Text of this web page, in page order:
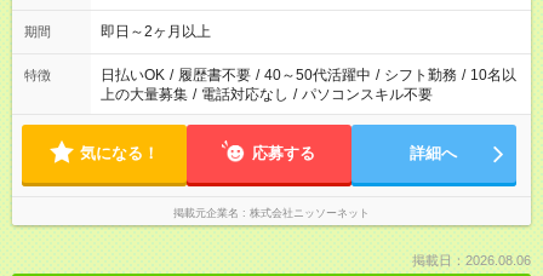
期間 即日～2ヶ月以上
特徴 日払いOK / 履歴書不要 / 40～50代活躍中 / シフト勤務 / 10名以
上の大量募集 / 電話対応なし / パソコンスキル不要
気になる！ 応募する 詳細へ
掲載元企業名 株式会社ニッソーネット
掲載日：2026.08.06